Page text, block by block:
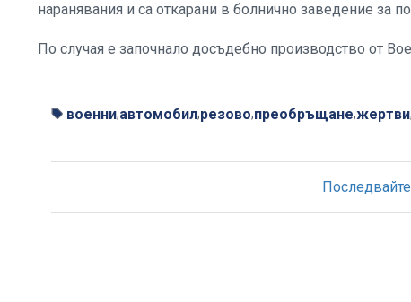
наранявания и са откарани в болнично заведение за
По случая е започнало досъдебно производство от
военни,автомобил,резово,преобръщане,жертви,